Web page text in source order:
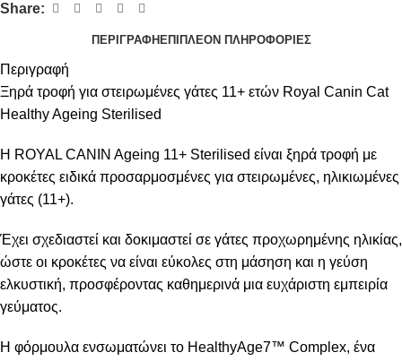
Share:
ΠΕΡΙΓΡΑΦΉ ΕΠΙΠΛΈΟΝ ΠΛΗΡΟΦΟΡΊΕΣ
Περιγραφή
Ξηρά τροφή για στειρωμένες γάτες 11+ ετών Royal Canin Cat
Healthy Ageing Sterilised
Η ROYAL CANIN Ageing 11+ Sterilised είναι ξηρά τροφή με
κροκέτες ειδικά προσαρμοσμένες για στειρωμένες, ηλικιωμένες
γάτες (11+).
Έχει σχεδιαστεί και δοκιμαστεί σε γάτες προχωρημένης ηλικίας,
ώστε οι κροκέτες να είναι εύκολες στη μάσηση και η γεύση
ελκυστική, προσφέροντας καθημερινά μια ευχάριστη εμπειρία
γεύματος.
Η φόρμουλα ενσωματώνει το HealthyAge7™ Complex, ένα